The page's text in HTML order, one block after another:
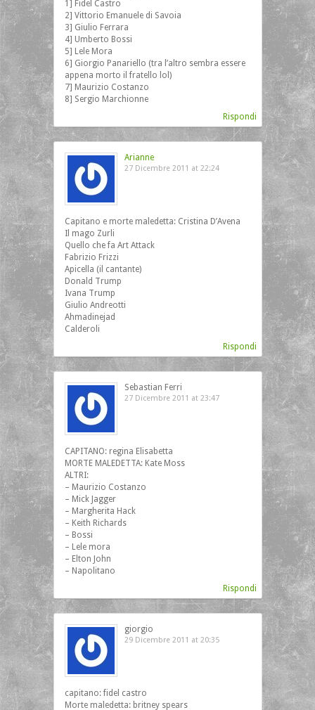
1] Fidel Castro
2] Vittorio Emanuele di Savoia
3] Giulio Ferrara
4] Umberto Bossi
5] Lele Mora
6] Giorgio Panariello (tra l’altro sembra essere
appena morto il fratello lol)
7] Maurizio Costanzo
8] Sergio Marchionne
Rispondi
Arianne
27 Dicembre 2011 at 22:24
Capitano e morte maledetta: Cristina D’Avena
Il mago Zurli
Quello che fa Art Attack
Fabrizio Frizzi
Apicella (il cantante)
Donald Trump
Ivana Trump
Giulio Andreotti
Ahmadinejad
Calderoli
Rispondi
Sebastian Ferri
27 Dicembre 2011 at 23:47
CAPITANO: regina Elisabetta
MORTE MALEDETTA: Kate Moss
ALTRI:
– Maurizio Costanzo
– Mick Jagger
– Margherita Hack
– Keith Richards
– Bossi
– Lele mora
– Elton John
– Napolitano
Rispondi
giorgio
29 Dicembre 2011 at 20:35
capitano: fidel castro
Morte maledetta: britney spears